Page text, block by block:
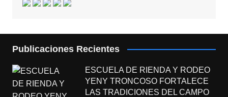
Publicaciones Recientes
ESCUELA DE RIENDA Y RODEO
YENY TRONCOSO FORTALECE
LAS TRADICIONES DEL CAMPO